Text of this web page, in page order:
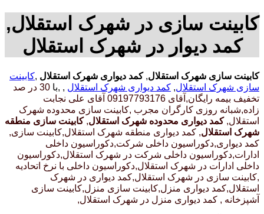
کابینت سازی در شهرک استقلال,
کمد دیوار در شهرک استقلال
کابینت سازی شهرک استقلال,کمد دیواری شهرک استقلال ,کابینت
سازی شهرک استقلال, کمد دیواری شهرک استقلال , ,با
30 در صد
تخفیف بیمه رایگان,آقای 09197793176 آقای علی نجابت
زاده,شبانه روزی کارگران مجرب ,کابینت سازی محدوده شهرک
استقلال,کمد دیواری محدوده شهرک استقلال, کابینت سازی منطقه
شهرک استقلال, کمد دیواری منطقه شهرک استقلال,کابینت سازی,
کمد دیواری,دکوراسیون داخلی شرکت,دکوراسیون داخلی
ادارات,دکوراسیون داخلی شرکت در شهرک استقلال,دکوراسیون
داخلی ادارات در شهرک استقلال,دکوراسیون داخلی با نرخ اتحادیه
,کابینت سازی در شهرک استقلال,کمد دیواری در شهرک
استقلال,کمد دیواری منزل,کابینت سازی منزل,کابینت سازی
آشپزخانه , کمد دیواری منزل در شهرک استقلال,